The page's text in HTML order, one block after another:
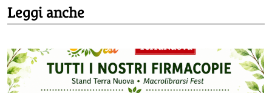
Leggi anche